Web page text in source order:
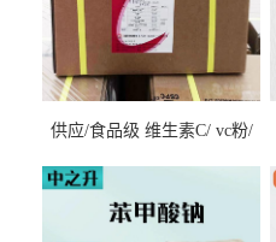
供应/食品级 维生素C/ vc粉/